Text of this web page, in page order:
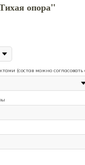
опора"
(состав можно